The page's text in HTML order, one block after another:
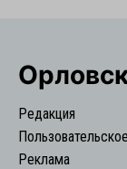
Редакция
Реклама